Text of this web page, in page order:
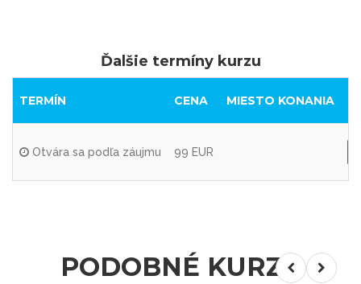
Ďalšie termíny kurzu
TERMÍN CENA MIESTO KONANIA
Otvára sa podľa záujmu 99 EUR
PODOBNÉ KURZY